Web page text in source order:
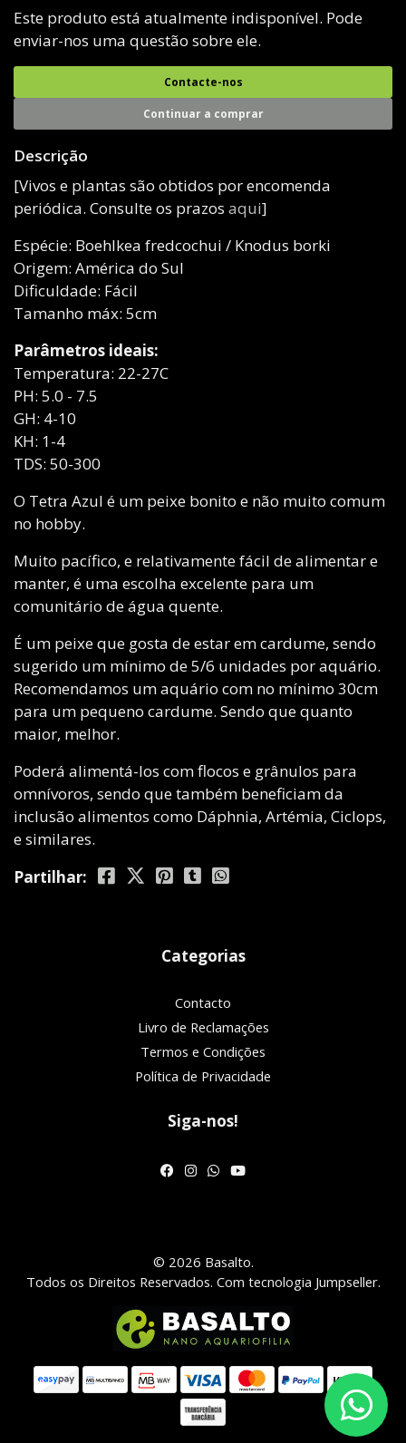
Este produto está atualmente indisponível. Pode
enviar-nos uma questão sobre ele.
Contacte-nos
Continuar a comprar
Descrição
[Vivos e plantas são obtidos por encomenda
periódica. Consulte os prazos aqui]
Espécie: Boehlkea fredcochui / Knodus borki
Origem: América do Sul
Dificuldade: Fácil
Tamanho máx: 5cm
Parâmetros ideais:
Temperatura: 22-27C
PH: 5.0 - 7.5
GH: 4-10
KH: 1-4
TDS: 50-300
O Tetra Azul é um peixe bonito e não muito comum
no hobby.
Muito pacífico, e relativamente fácil de alimentar e
manter, é uma escolha excelente para um
comunitário de água quente.
É um peixe que gosta de estar em cardume, sendo
sugerido um mínimo de 5/6 unidades por aquário.
Recomendamos um aquário com no mínimo 30cm
para um pequeno cardume. Sendo que quanto
maior, melhor.
Poderá alimentá-los com flocos e grânulos para
omnívoros, sendo que também beneficiam da
inclusão alimentos como Dáphnia, Artémia, Ciclops,
e similares.
Partilhar:
Categorias
Contacto
Livro de Reclamações
Termos e Condições
Política de Privacidade
Siga-nos!
© 2026 Basalto.
Todos os Direitos Reservados. Com tecnologia Jumpseller.